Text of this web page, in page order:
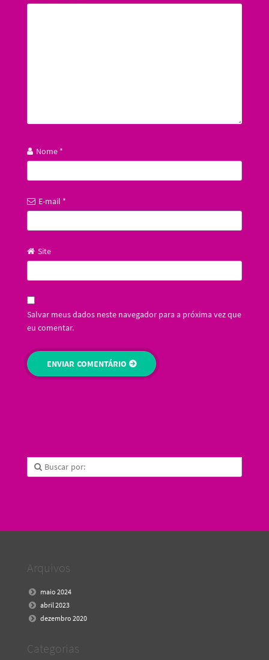
Nome *
E-mail *
Site
Salvar meus dados neste navegador para a próxima vez que
eu comentar.
Arquivos
maio 2024
abril 2023
dezembro 2020
Categorias